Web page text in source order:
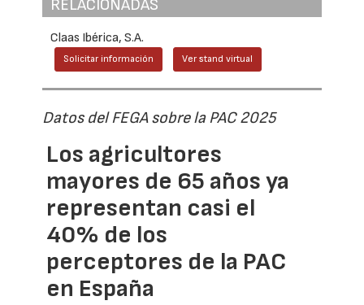
RELACIONADAS
Claas Ibérica, S.A.
Solicitar información Ver stand virtual
Datos del FEGA sobre la PAC 2025
Los agricultores
mayores de 65 años ya
representan casi el
40% de los
perceptores de la PAC
en España